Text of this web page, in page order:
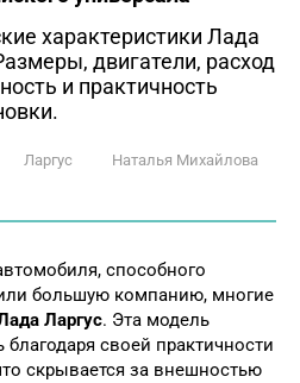
характеристики Лада
двигатели, расход
и практичность
Ларгус Наталья Михайлова
способного
большую компанию, многие
Ларгус. Эта модель
своей практичности
скрывается за внешностью